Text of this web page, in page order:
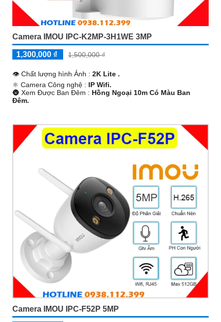
Camera IMOU IPC-K2MP-3H1WE 3MP
1,300,000 ₫ 1,500,000 ₫
👁 Chất lượng hình Ảnh : 2K Lite .
⚛️ Camera Công nghệ : IP Wifi.
🌚 Xem Được Ban Đêm : Hồng Ngoại 10m Có Màu Ban
Ðêm.
Camera IMOU IPC-F52P 5MP